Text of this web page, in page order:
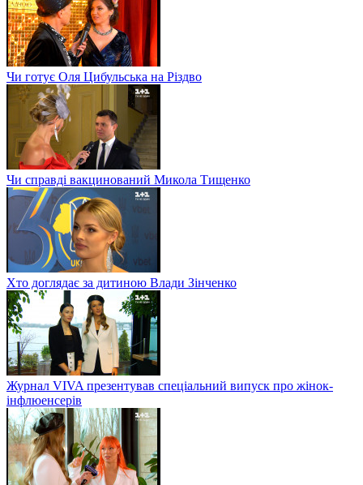
Чи готує Оля Цибульська на Різдво
Чи справді вакцинований Микола Тищенко
Хто доглядає за дитиною Влади Зінченко
Журнал VIVA презентував спеціальний випуск про жінок-
інфлюенсерів